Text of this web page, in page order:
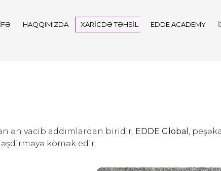
HAQQIMIZDA XARICDƏ TƏHSIL EDDE ACADEMY
ən vacib addımlardan biridir. EDDE Global ,
kömək edir.